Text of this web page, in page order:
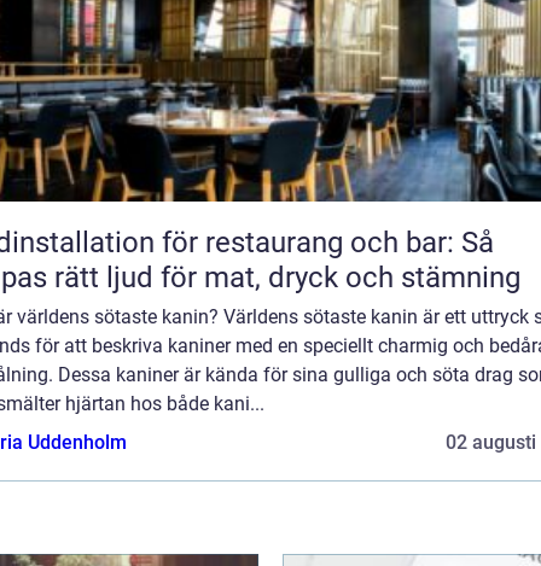
för restaurang och bar: Så
rätt ljud för mat, dryck och stämning
världens sötaste kanin? Världens sötaste kanin är ett uttryck
för att beskriva kaniner med en speciellt charmig och
Dessa kaniner är kända för sina gulliga och söta drag
hjärtan hos både kani...
Uddenholm
02 augusti